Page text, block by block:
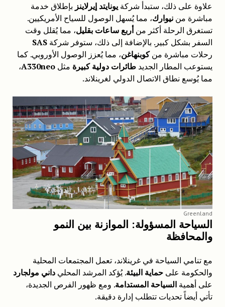
علاوة على ذلك، ستبدأ شركة يونايتد إيرلاينز بإطلاق خدمة
مباشرة من نيوارك، مما يُسهل الوصول للسياح الأمريكيين.
تستغرق الرحلة أكثر منأربع ساعات بقليل، مما يُقلل وقت
السفر بشكل كبير. بالإضافة إلى ذلك، ستوفر شركة SAS
رحلات مباشرة منكوبنهاغن، مما يُعزز الوصول الأوروبي. كما
يستوعب المطار الجديد طائرات دولية كبيرة مثل A330neo،
مما يُوسع نطاق الاتصال الدولي لغرينلاند.
Greenland
السياحة المسؤولة: الموازنة بين النمو
والمحافظة
مع تنامي السياحة في غرينلاند، تعمل المجتمعات المحلية
والحكومة على حماية البيئة. يُؤكد المرشد المحلي داني مولجارد
على أهمية السياحة المستدامة. ومع ظهور الفرص الجديدة،
تأتي أيضاً تحديات تتطلب إدارة دقيقة.